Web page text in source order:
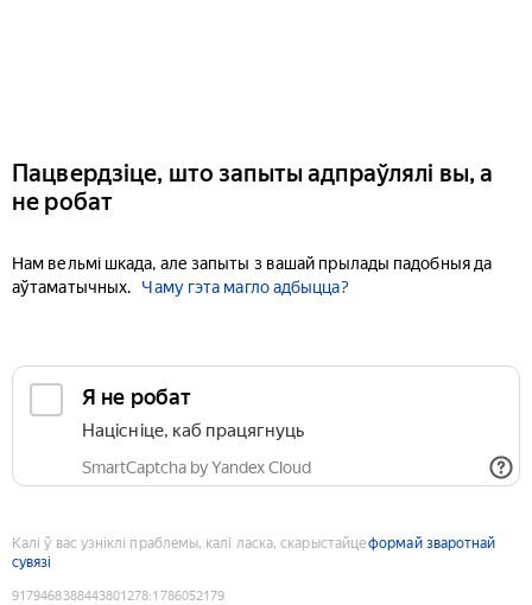
Пацвердзіце, што запыты адпраўлялі вы, а
не робат
Нам вельмі шкада, але запыты з вашай прылады падобныя да
аўтаматычных.
Чаму гэта магло адбыцца?
Я не робат
Націсніце, каб працягнуць
SmartCaptcha by Yandex Cloud
Калі ў вас узніклі праблемы, калі ласка, скарыстайцеформай зваротнай
сувязі
9179468388443801278:1786052179